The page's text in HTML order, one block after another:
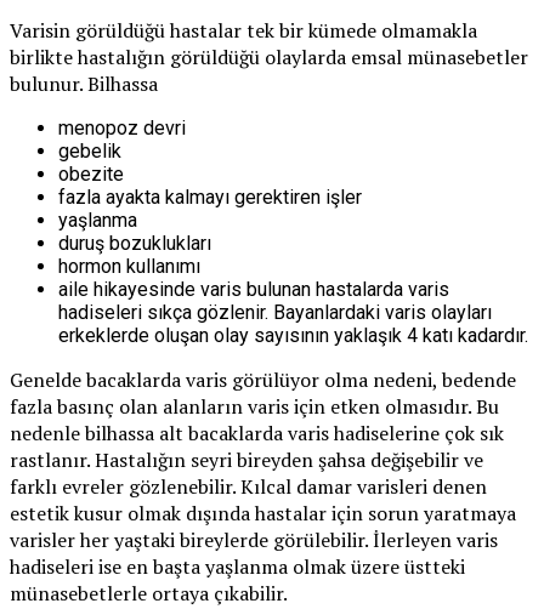
Varisin görüldüğü hastalar tek bir kümede olmamakla
birlikte hastalığın görüldüğü olaylarda emsal münasebetler
bulunur. Bilhassa
menopoz devri
gebelik
obezite
fazla ayakta kalmayı gerektiren işler
yaşlanma
duruş bozuklukları
hormon kullanımı
aile hikayesinde varis bulunan hastalarda varis
hadiseleri sıkça gözlenir. Bayanlardaki varis olayları
erkeklerde oluşan olay sayısının yaklaşık 4 katı kadardır.
Genelde bacaklarda varis görülüyor olma nedeni, bedende
fazla basınç olan alanların varis için etken olmasıdır. Bu
nedenle bilhassa alt bacaklarda varis hadiselerine çok sık
rastlanır. Hastalığın seyri bireyden şahsa değişebilir ve
farklı evreler gözlenebilir. Kılcal damar varisleri denen
estetik kusur olmak dışında hastalar için sorun yaratmaya
varisler her yaştaki bireylerde görülebilir. İlerleyen varis
hadiseleri ise en başta yaşlanma olmak üzere üstteki
münasebetlerle ortaya çıkabilir.